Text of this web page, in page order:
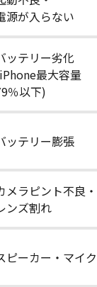
源が入らない
ッテリー劣化
最大容量
％以下)
ッテリー膨張
メラピント不良・
ンズ割れ
ピーカー・マイ